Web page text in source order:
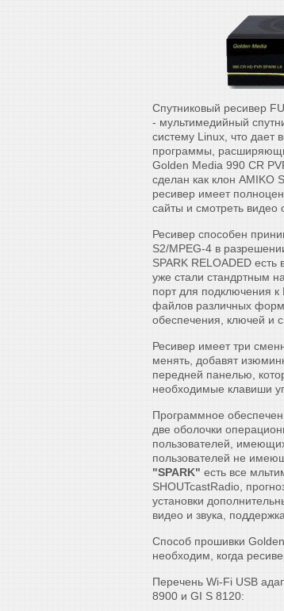
Спутниковый ресивер
- мультимедийный
систему Linux, что дает
программы,
Golden Media 990 CR
сделан как клон AMIKO
ресивер имеет
сайты и смотреть видео
Ресивер способен
S2/MPEG-4 в
SPARK RELOADED
уже стали стандртным
порт для подключения к
файлов различных
обеспечения, ключей и
Ресивер имеет три
менять, добавят
передней панелью,
необходимые клавиши
Программное
две оболочки
пользователей,
пользователей не
"SPARK" есть все
SHOUTcastRadio,
установки
видео и звука,
Способ прошивки
необходим, когда
Перечень Wi-Fi USB
8900 и GI S 8120: